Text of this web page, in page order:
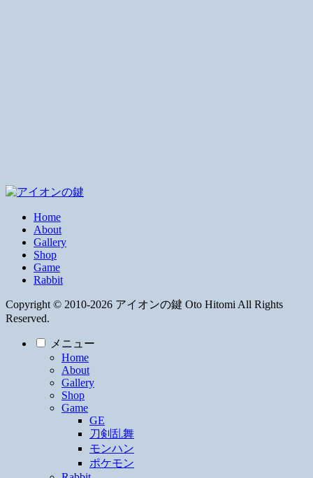
Home
About
Gallery
Shop
Game
Rabbit
Copyright © 2010-2026 アイオンの鍵 Oto Hitomi All Rights
Reserved.
メニュー
Home
About
Gallery
Shop
Game
GE
刀剣乱舞
モンハン
ポケモン